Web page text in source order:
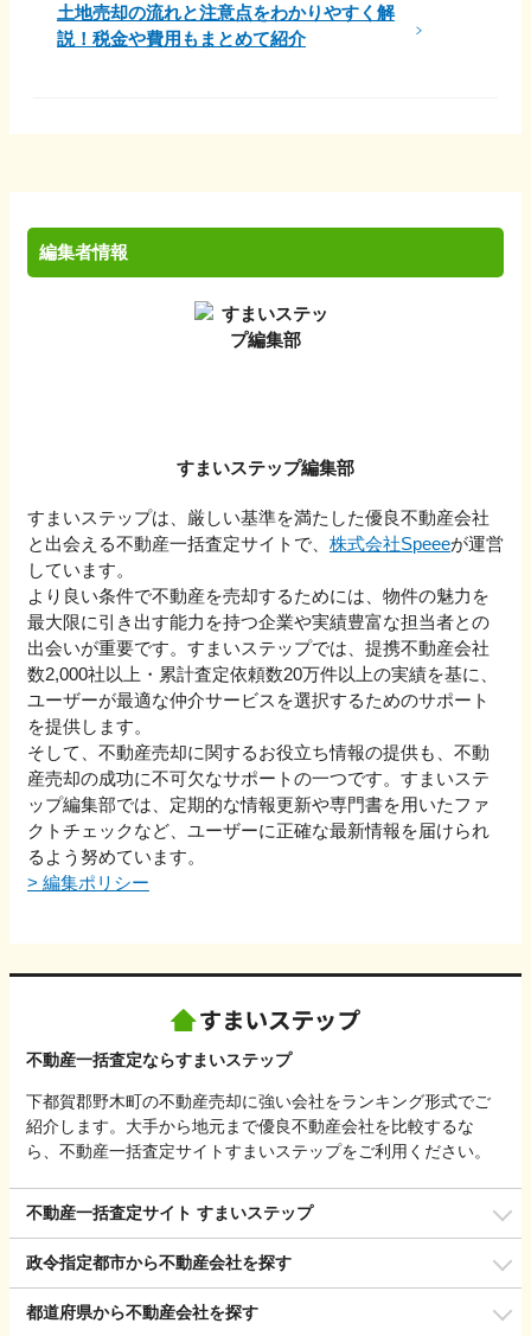
土地売却の流れと注意点をわかりやすく解
説！税金や費用もまとめて紹介
編集者情報
すまいステップ編集部
すまいステップは、厳しい基準を満たした優良不動産会社
と出会える不動産一括査定サイトで、 株式会社Speeeが運営
しています。
より良い条件で不動産を売却するためには、物件の魅力を
最大限に引き出す能力を持つ企業や実績豊富な担当者との
出会いが重要です。すまいステップでは、提携不動産会社
数2,000社以上・累計査定依頼数20万件以上の実績を基に、
ユーザーが最適な仲介サービスを選択するためのサポート
を提供します。
そして、不動産売却に関するお役立ち情報の提供も、不動
産売却の成功に不可欠なサポートの一つです。すまいステ
ップ編集部では、定期的な情報更新や専門書を用いたファ
クトチェックなど、ユーザーに正確な最新情報を届けられ
るよう努めています。
> 編集ポリシー
不動産一括査定ならすまいステップ
下都賀郡野木町の不動産売却に強い会社をランキング形式でご
紹介します。大手から地元まで優良不動産会社を比較するな
ら、不動産一括査定サイトすまいステップをご利用ください。
不動産一括査定サイト すまいステップ
政令指定都市から不動産会社を探す
都道府県から不動産会社を探す